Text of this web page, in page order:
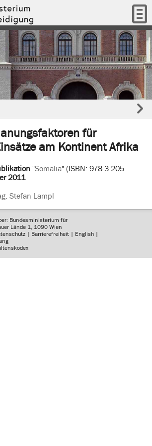
für
am Kontinent Afrika
"Somalia" (ISBN: 978-3-205-
2011
Stefan Lampl
Bundesministerium für
Lände 1, 1090 Wien
| Barrierefreiheit | English |